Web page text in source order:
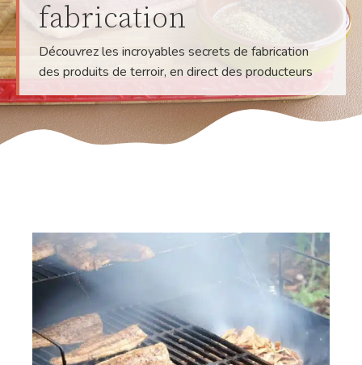
fabrication
Découvrez les incroyables secrets de fabrication
des produits de terroir, en direct des producteurs